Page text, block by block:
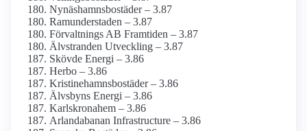
Nynäshamnsbostäder – 3.87
Ramunderstaden – 3.87
Förvaltnings AB Framtiden – 3.87
Älvstranden Utveckling – 3.87
Skövde Energi – 3.86
Herbo – 3.86
Kristinehamnsbostäder – 3.86
Älvsbyns Energi – 3.86
Karlskronahem – 3.86
Arlanda­banan Infrastructure – 3.86